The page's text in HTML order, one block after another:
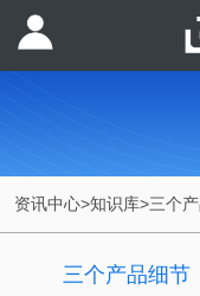
资讯中心>知识库>三个
三个产品细节